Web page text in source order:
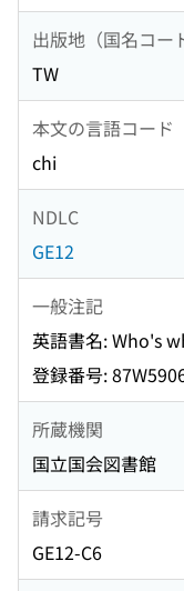
出版地（国名コー
TW
本文の言語コード
chi
NDLC
GE12
一般注記
英語書名: Who's
登録番号:
所蔵機関
国立国会図書館
請求記号
GE12-C6